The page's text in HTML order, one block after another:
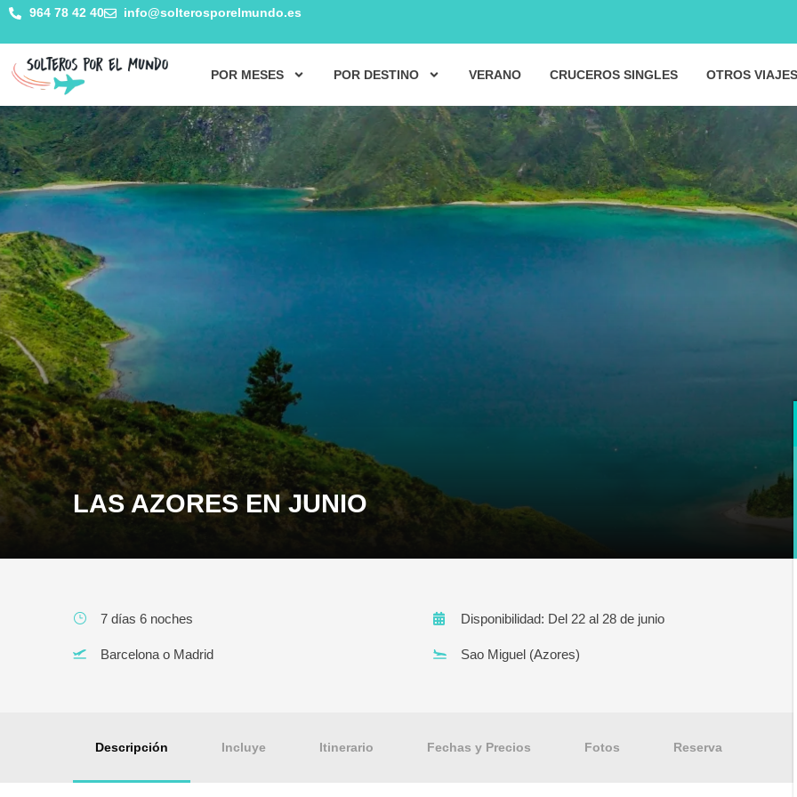
964 78 42 40 info@solterosporelmundo.es
POR MESES POR DESTINO VERANO CRUCEROS SINGLES OTROS VIAJES
LAS AZORES EN JUNIO
7 días 6 noches Disponibilidad: Del 22 al 28 de junio
Barcelona o Madrid Sao Miguel (Azores)
Descripción Incluye Itinerario Fechas y Precios Fotos Reserva